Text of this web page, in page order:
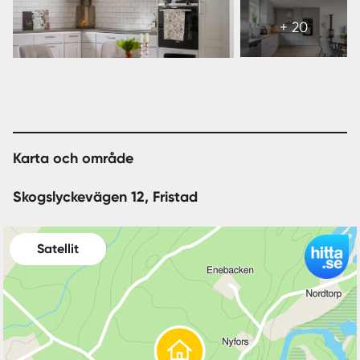
+ 20
Visa
alla
26
bilder
Karta och område
Skogslyckevägen 12, Fristad
Satellit